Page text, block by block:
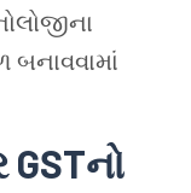
બનાવવામાં